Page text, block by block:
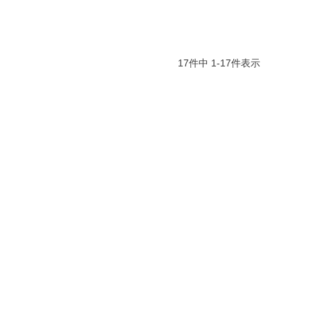
17件中 1-17件表示